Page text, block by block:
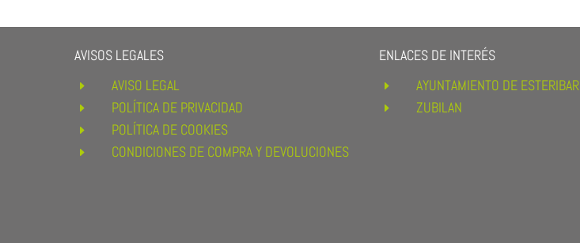
AVISOS LEGALES
E AVISO LEGAL
E POLÍTICA DE PRIVACIDAD
E POLÍTICA DE COOKIES
E CONDICIONES DE COMPRA Y DEVOLUCIONES
ENLACES DE INTERÉS
E AYUNTAMIENTO DE ESTERIBAR
E ZUBILAN